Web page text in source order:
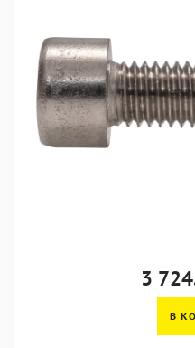
3
В